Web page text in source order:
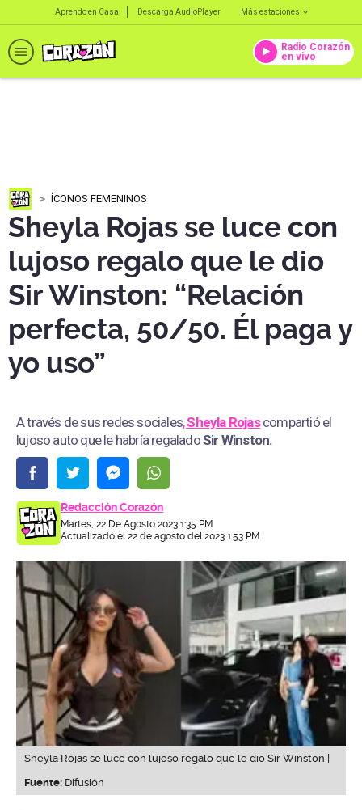
Aprendo en Casa Descarga AudioPlayer Más estaciones
Radio Corazón
en vivo
ÍCONOS FEMENINOS
Sheyla Rojas se luce con
lujoso regalo que le dio
Sir Winston: “Relación
perfecta, 50/50. Él paga y
yo uso”
A través de sus redes sociales,Sheyla Rojascompartió el
lujoso auto que le habría regaladoSir Winston.
Redacción Corazón
Martes, 22 De Agosto 2023 1:35 PM
Actualizado el 22 de agosto del 2023 1:53 PM
Sheyla Rojas se luce con lujoso regalo que le dio Sir Winston |
Fuente: Difusión